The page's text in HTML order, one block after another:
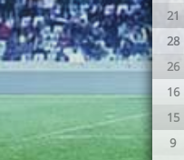
21
28
26
16
15
9